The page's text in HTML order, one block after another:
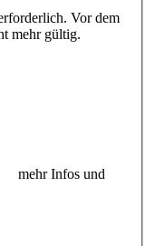
Vor dem
mehr gültig.
mehr Infos und